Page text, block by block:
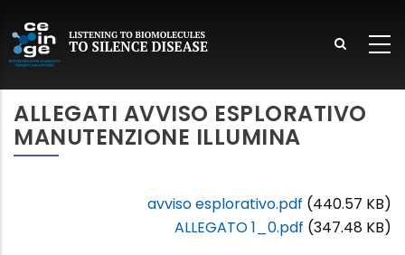
al
contenuto
ALLEGATI AVVISO ESPLORATIVO
MANUTENZIONE ILLUMINA
avviso esplorativo.pdf (440.57 KB)
ALLEGATO 1_0.pdf (347.48 KB)